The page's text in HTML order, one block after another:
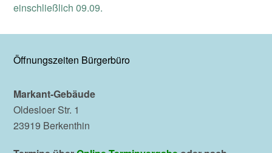
einschließlich 09.09.
Öffnungszeiten Bürgerbüro
Markant-Gebäude
Oldesloer Str. 1
23919 Berkenthin